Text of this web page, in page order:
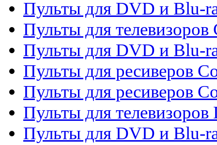
Пульты для DVD и Blu-
Пульты для телевизоров
Пульты для DVD и Blu-
Пульты для ресиверов
Пульты для ресиверов
Пульты для телевизоров
Пульты для DVD и Blu-